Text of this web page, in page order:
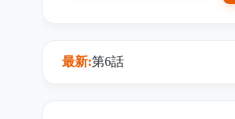
最新:第6話